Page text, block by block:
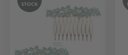
STOCK